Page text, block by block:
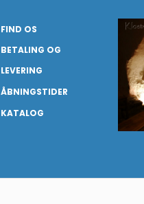
FIND OS
BETALING OG
LEVERING
ÅBNINGSTIDER
KATALOG